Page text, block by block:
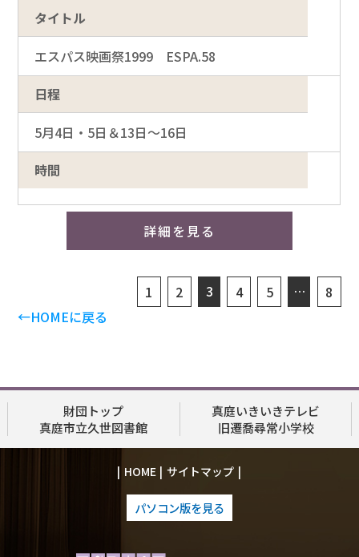
タイトル
エスパス映画祭1999 ESPA.58
日程
5月4日・5日＆13日～16日
時間
詳細を見る
1 2 3 4 5 …
8
←HOMEに戻る
財団トップ
真庭いきいきテレビ
真庭市立久世図書館
旧遷喬尋常小学校
HOME サイトマップ
パソコン版を見る